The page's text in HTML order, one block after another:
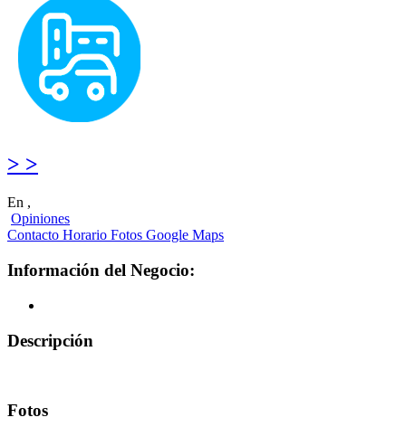
> >
En ,
Opiniones
Contacto Horario Fotos Google Maps
Información del Negocio:
Descripción
Fotos